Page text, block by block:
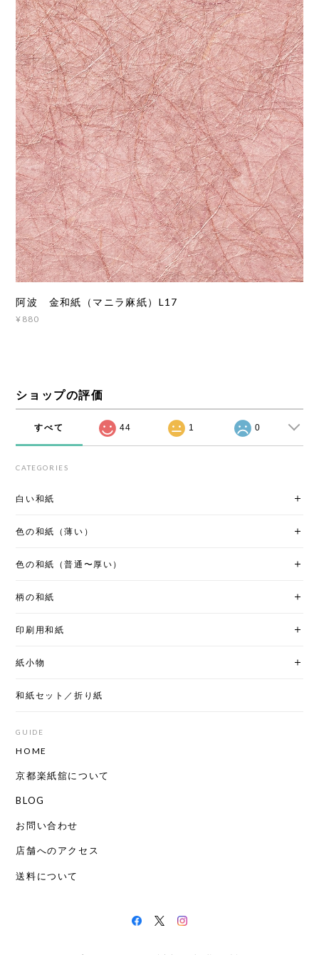
阿波 金和紙（マニラ麻紙）L17
¥880
ショップの評価
すべて 44 1 0
CATEGORIES
白い和紙
色の和紙（薄い）
色の和紙（普通〜厚い）
柄の和紙
印刷用和紙
紙小物
和紙セット／折り紙
GUIDE
HOME
京都楽紙舘について
BLOG
お問い合わせ
店舗へのアクセス
送料について